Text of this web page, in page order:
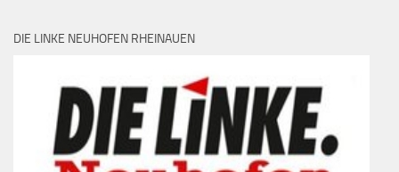
DIE LINKE NEUHOFEN RHEINAUEN